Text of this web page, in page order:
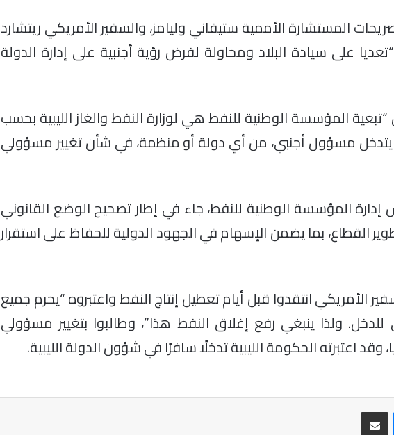
المستشارة الأممية ستيفاني وليامز، والسفير الأمريكي ريتشارد
على سيادة البلاد ومحاولة لفرض رؤية أجنبية على إدارة الدولة
“تبعية المؤسسة الوطنية للنفط هي لوزارة النفط والغاز الليبية بحسب
يتدخل مسؤول أجنبي، من أي دولة أو منظمة، في شأن تغيير مسؤولي
إدارة المؤسسة الوطنية للنفط، جاء في إطار تصحيح الوضع القانوني
القطاع، بما يضمن الإسهام في الجهود الدولية للحفاظ على استقرار
الأمريكي انتقدوا قبل أيام تعطيل إنتاج النفط واعتبروه “يحرم جميع
ولذا ينبغي رفع إغلاق النفط هذا”، وطالبوا بتغيير مسؤولي
اعتبرته الحكومة الليبية تدخلًا سافرًا في شؤون الدولة الليبية.
ماسنجر مشاركة عبر البريد